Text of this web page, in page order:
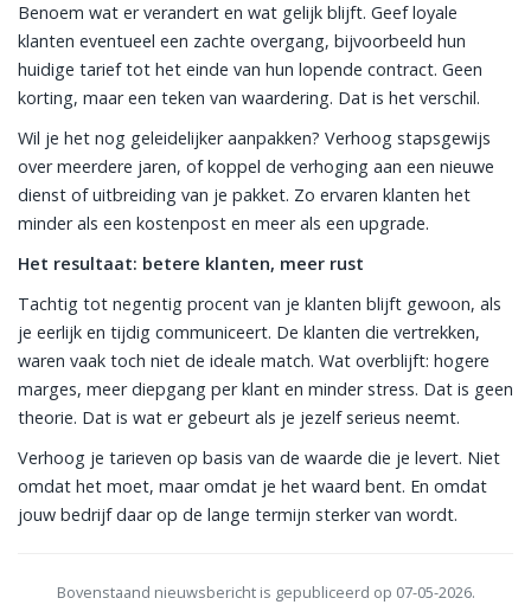
Benoem wat er verandert en wat gelijk blijft. Geef loyale
klanten eventueel een zachte overgang, bijvoorbeeld hun
huidige tarief tot het einde van hun lopende contract. Geen
korting, maar een teken van waardering. Dat is het verschil.
Wil je het nog geleidelijker aanpakken? Verhoog stapsgewijs
over meerdere jaren, of koppel de verhoging aan een nieuwe
dienst of uitbreiding van je pakket. Zo ervaren klanten het
minder als een kostenpost en meer als een upgrade.
Het resultaat: betere klanten, meer rust
Tachtig tot negentig procent van je klanten blijft gewoon, als
je eerlijk en tijdig communiceert. De klanten die vertrekken,
waren vaak toch niet de ideale match. Wat overblijft: hogere
marges, meer diepgang per klant en minder stress. Dat is geen
theorie. Dat is wat er gebeurt als je jezelf serieus neemt.
Verhoog je tarieven op basis van de waarde die je levert. Niet
omdat het moet, maar omdat je het waard bent. En omdat
jouw bedrijf daar op de lange termijn sterker van wordt.
Bovenstaand nieuwsbericht is gepubliceerd op 07-05-2026.